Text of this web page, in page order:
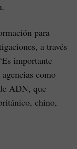
para
a través
importante
como
ADN, que
chino,